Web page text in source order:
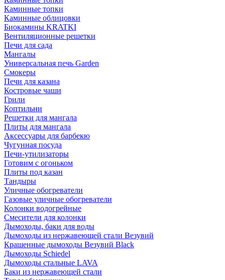
Каминные топки
Каминные облицовки
Биокамины KRATKI
Вентиляционные решетки
Печи для сада
Мангалы
Универсальная печь Garden
Смокеры
Печи для казана
Костровые чаши
Грили
Коптильни
Решетки для мангала
Плиты для мангала
Аксессуары для барбекю
Чугунная посуда
Печи-утилизаторы
Готовим с огоньком
Плиты под казан
Тандыры
Уличные обогреватели
Газовые уличные обогреватели
Колонки водогрейные
Смесители для колонки
Дымоходы, баки для воды
Дымоходы из нержавеющей стали Везувий
Крашенные дымоходы Везувий Black
Дымоходы Schiedel
Дымоходы стальные LAVA
Баки из нержавеющей стали